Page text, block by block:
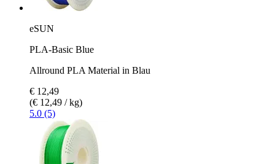
eSUN
PLA-Basic Blue
Allround PLA Material in Blau
€ 12,49
(€ 12,49 / kg)
5.0 (5)